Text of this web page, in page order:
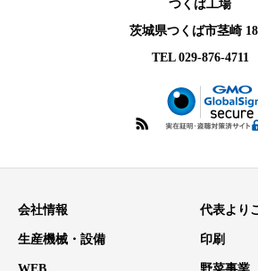
つくば工場
茨城県つくば市茎崎
TEL 029-876-4711
会社情報 代表より
生産機械・設備 印刷